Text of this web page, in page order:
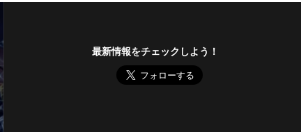
最新情報をチェックしよう！